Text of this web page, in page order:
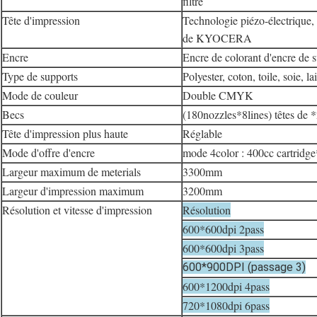
Tête d'impression
Technologie piézo-
de KYOCERA
Encre
Encre de colorant d'encre de
Type de supports
Polyester, coton, toile, soie,
Mode de couleur
Double CMYK
Becs
(180nozzles*8lines) têtes de
Tête d'impression plus haute
Réglable
Mode d'offre d'encre
mode 4color : 400cc
Largeur maximum de meterials
3300mm
Largeur d'impression maximum
3200mm
Résolution et vitesse d'impression
Résolution
600*600dpi 2pass
600*600dpi 3pass
600*900DPI (passage 3)
600*1200dpi 4pass
720*1080dpi 6pass